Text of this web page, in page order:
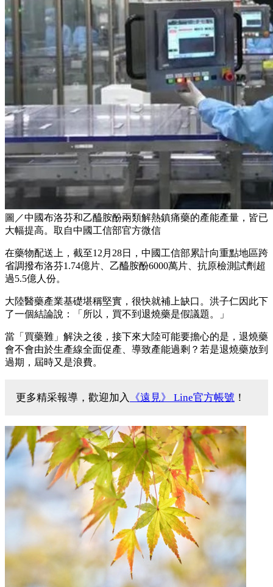
圖／中國布洛芬和乙醯胺酚兩類解熱鎮痛藥的產能產量，皆已
大幅提高。取自中國工信部官方微信
在藥物配送上，截至12月28日，中國工信部累計向重點地區跨
省調撥布洛芬1.74億片、乙醯胺酚6000萬片、抗原檢測試劑超
過5.5億人份。
大陸醫藥產業基礎堪稱堅實，很快就補上缺口。洪子仁因此下
了一個結論說：「所以，買不到退燒藥是假議題。」
當「買藥難」解決之後，接下來大陸可能要擔心的是，退燒藥
會不會由於生產線全面促產、導致產能過剩？若是退燒藥放到
過期，屆時又是浪費。
更多精采報導，歡迎加入 《遠見》 Line官方帳號 ！